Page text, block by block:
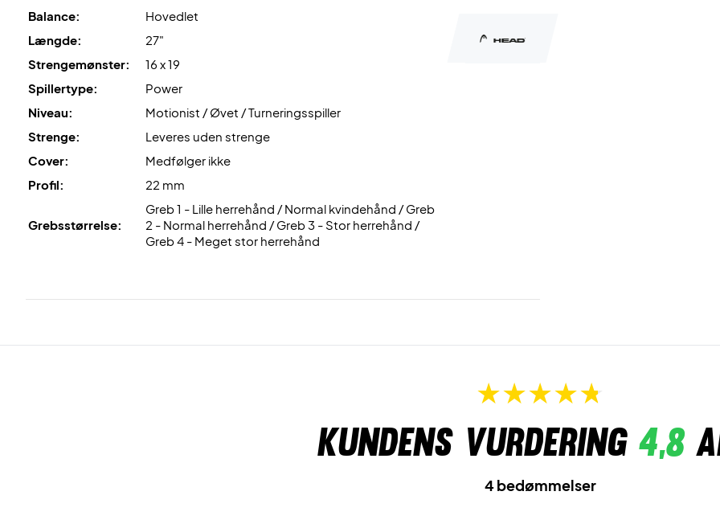
Balance:
Hovedlet
Længde:
27"
Strengemønster:
16 x 19
Spillertype:
Power
Niveau:
Motionist / Øvet / Turneringsspiller
Strenge:
Leveres uden strenge
Cover:
Medfølger ikke
Profil:
22 mm
Grebsstørrelse:
Greb 1 - Lille herrehånd / Normal kvindehånd / Greb
2 - Normal herrehånd / Greb 3 - Stor herrehånd /
Greb 4 - Meget stor herrehånd
Kundens vurdering 4,8
4 bedømmelser